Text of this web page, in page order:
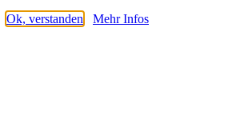
Ok, verstanden Mehr Infos